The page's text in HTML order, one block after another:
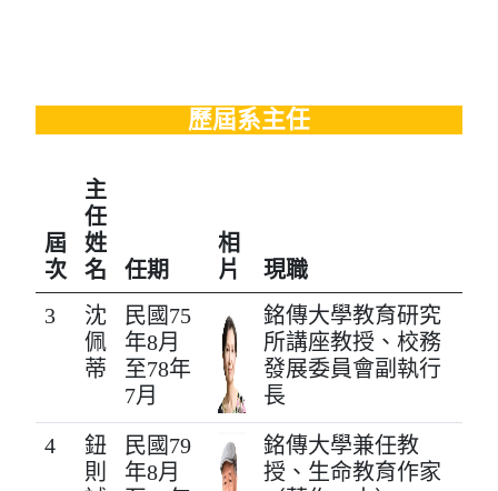
歷屆系主任
屆
次
主
任
姓
名
任期
相
片
現職
3
沈
佩
蒂
民國75
年8月
至78年
7月
銘傳大學教育研究
所講座教授、校務
發展委員會副執行
長
4
鈕
則
民國79
年8月
銘傳大學兼任教
授、生命教育作家